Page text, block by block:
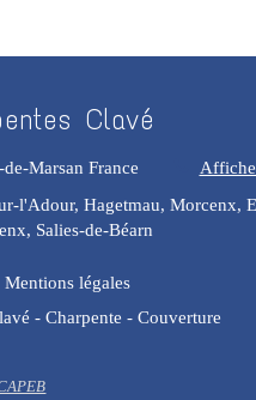
Clavé
Marsan France
l'Adour, Hagetmau, Morcenx,
Salies-de-Béarn
Mentions légales
- Charpente - Couverture